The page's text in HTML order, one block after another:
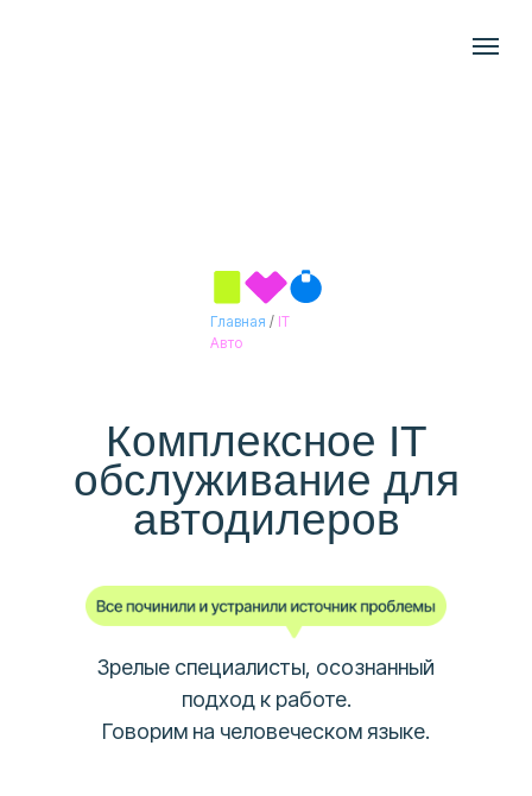
Зрелые специалисты, осознанный
подход к работе.
Говорим на человеческом языке.
Комплексное IT
обслуживание для
автодилеров
Главная / IT
Авто